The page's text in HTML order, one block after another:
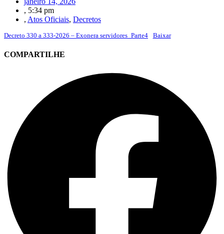
, 5:34 pm
, Atos Oficiais, Decretos
Decreto 330 a 333-2026 – Exonera servidores_Parte4 Baixar
COMPARTILHE